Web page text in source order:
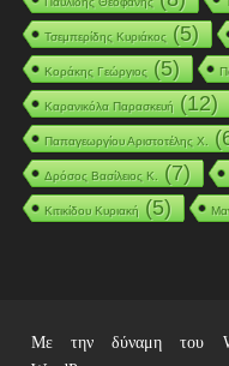
Τσεμπερίδης Κυριάκος(5)
Κοράκης Γεώργιος(5)
Καρανικόλα Παρασκευή(12)
Παπαγεωργίου Αριστοτέλης Χ.
Δρόσος Βασίλειος Κ. (7)
Κιτικίδου Κυριακή(5)
Με την δύναμη του